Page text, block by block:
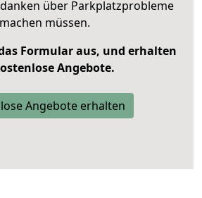
über Parkplatzprobleme
machen müssen.
Formular aus, und erhalten
Angebote.
Angebote erhalten